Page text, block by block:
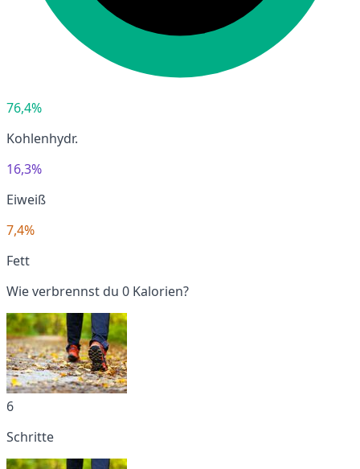
76,4%
Kohlenhydr.
16,3%
Eiweiß
7,4%
Fett
Wie verbrennst du 0 Kalorien?
6
Schritte